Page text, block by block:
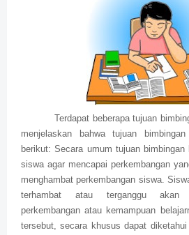
Terdapat beberapa tujuan
menjelaskan bahwa tujuan
berikut: Secara umum tujuan
siswa agar mencapai perkembangan
menghambat perkembangan siswa.
terhambat atau terganggu akan
perkembangan atau kemampuan
tersebut, secara khusus dapat